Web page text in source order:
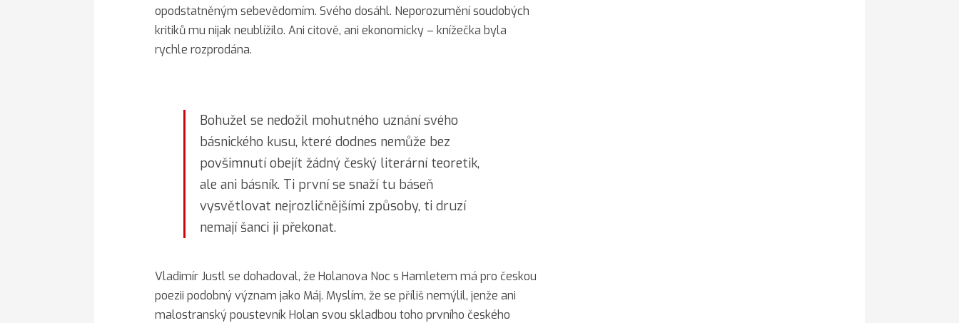
opodstatněným sebevědomím. Svého dosáhl. Neporozumění soudobých
kritiků mu nijak neublížilo. Ani citově, ani ekonomicky – knížečka byla
rychle rozprodána.
Bohužel se nedožil mohutného uznání svého
básnického kusu, které dodnes nemůže bez
povšimnutí obejít žádný český literární teoretik,
ale ani básník. Ti první se snaží tu báseň
vysvětlovat nejrozličnějšími způsoby, ti druzí
nemají šanci ji překonat.
Vladimír Justl se dohadoval, že Holanova Noc s Hamletem má pro českou
poezii podobný význam jako Máj. Myslím, že se příliš nemýlil, jenže ani
malostranský poustevník Holan svou skladbou toho prvního českého